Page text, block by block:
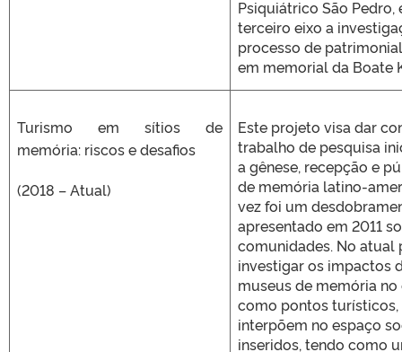
Psiquiátrico São
terceiro eixo a
processo de
em memorial da Boate
Turismo em sítios de
memória: riscos e desafios
(2018 – Atual)
Este projeto visa dar
trabalho de pesquisa
a gênese, recepção e
de memória latino-
vez foi um
apresentado em 2011
comunidades. No
investigar os impactos
museus de memória
como pontos turísticos,
interpõem no espaço
inseridos, tendo como